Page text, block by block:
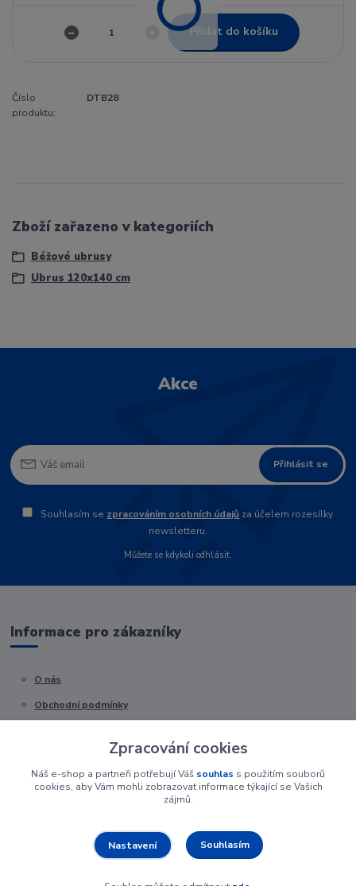
Přidat do košíku
Číslo
produktu:
DTB28
Zboží zařazeno v kategoriích
Béžové ubrusy
Ubrus 120x140 cm
Akce
Přihlásit se
Souhlasím se zpracováním osobních údajů za účelem rozesílky
newsletteru.
Můžete se kdykoli odhlásit.
Informace pro zákazníky
O nás
Obchodní podmínky
Zpracování cookies
Náš e-shop a partneři potřebují Váš souhlas s použitím souborů
cookies, aby Vám mohli zobrazovat informace týkající se Vašich
zájmů.
Nastavení Souhlasím